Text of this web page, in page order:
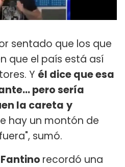
sentado que los que
que el país está así
Y él dice que esa
pero sería
la careta y
hay un montón de
sumó.
recordó una